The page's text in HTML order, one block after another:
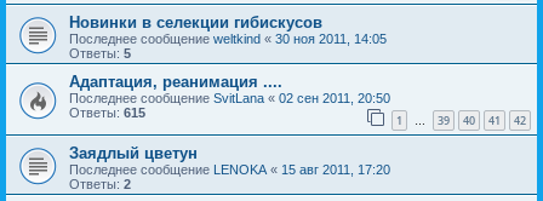
Новинки в селекции гибискусов
Последнее сообщение weltkind « 30 ноя 2011, 14:05
Ответы: 5
Адаптация, реанимация ....
Последнее сообщение SvitLana « 02 сен 2011, 20:50
Ответы: 615 1 … 39 40 41 42
Заядлый цветун
Последнее сообщение LENOKA « 15 авг 2011, 17:20
Ответы: 2